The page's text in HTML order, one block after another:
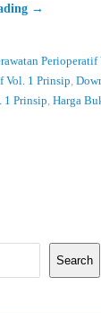
→
Perioperatif
Vol. 1 Prinsip,
1 Prinsip, Harga
Search